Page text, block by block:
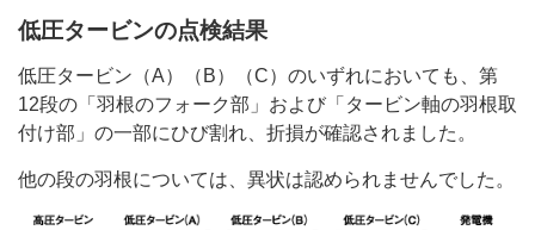
低圧タービンの点検結果
低圧タービン（A）（B）（C）のいずれにおいても、第
12段の「羽根のフォーク部」および「タービン軸の羽根取
付け部」の一部にひび割れ、折損が確認されました。
他の段の羽根については、異状は認められませんでした。